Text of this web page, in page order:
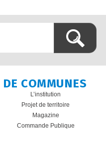
COMMUNES
L’institution
Projet de territoire
Magazine
Commande Publique